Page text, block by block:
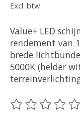
Excl. btw
Value+ LED
rendement van
brede
5000K (helder
De beoordeling